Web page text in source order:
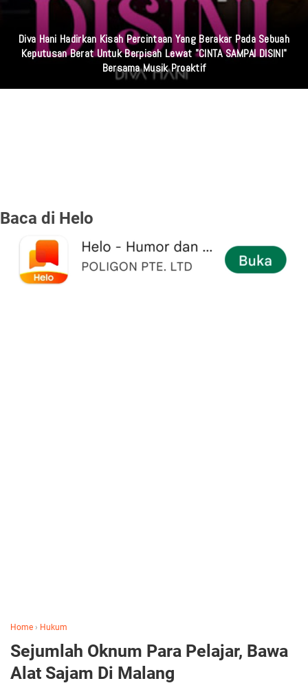
Diva Hani Hadirkan Kisah Percintaan Yang Berakar Pada Sebuah
Keputusan Berat Untuk Berpisah Lewat "CINTA SAMPAI DISINI"
Bersama Musik Proaktif
Baca di Helo
Home › Hukum
Sejumlah Oknum Para Pelajar, Bawa
Alat Sajam Di Malang